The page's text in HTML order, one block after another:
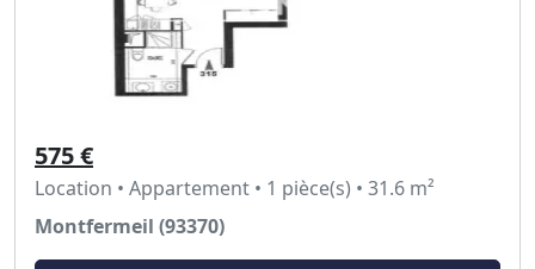
575 €
Location • Appartement • 1 pièce(s) • 31.6 m²
Montfermeil (93370)